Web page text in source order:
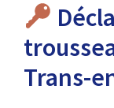
Trans-